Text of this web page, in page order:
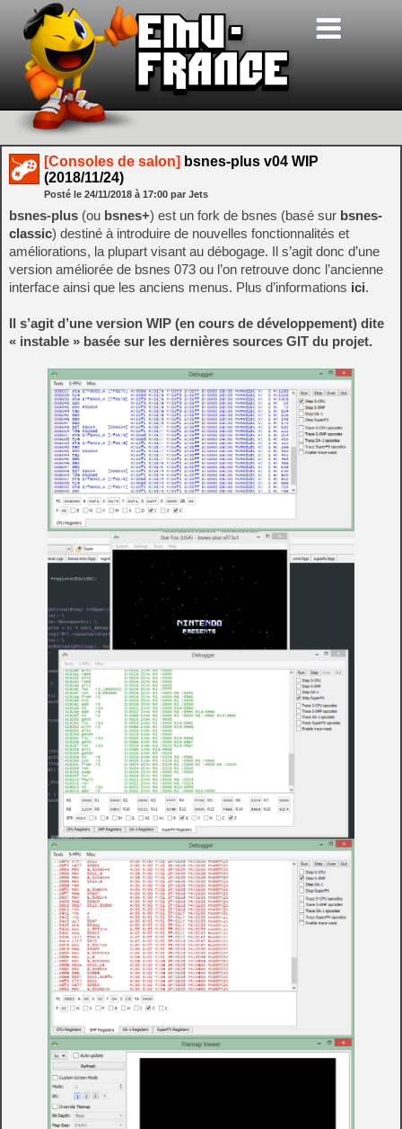
[Consoles de salon] bsnes-plus v04 WIP
(2018/11/24)
Posté le 24/11/2018 à 17:00 par Jets
bsnes-plus (ou bsnes+) est un fork de bsnes (basé sur bsnes-
classic) destiné à introduire de nouvelles fonctionnalités et
améliorations, la plupart visant au débogage. Il s’agit donc d’une
version améliorée de bsnes 073 ou l’on retrouve donc l’ancienne
interface ainsi que les anciens menus. Plus d’informations ici.
Il s’agit d’une version WIP (en cours de développement) dite
« instable » basée sur les dernières sources GIT du projet.